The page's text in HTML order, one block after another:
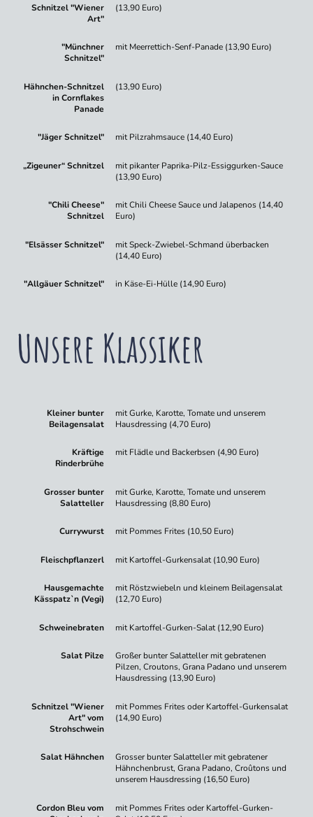
Schnitzel "Wiener
Art"
(13,90 Euro)
"Münchner
Schnitzel"
mit Meerrettich-Senf-Panade (13,90 Euro)
Hähnchen-Schnitzel
in Cornflakes
Panade
(13,90 Euro)
"Jäger Schnitzel" mit Pilzrahmsauce (14,40 Euro)
„Zigeuner“ Schnitzel
mit pikanter Paprika-Pilz-Essiggurken-Sauce
(13,90 Euro)
"Chili Cheese"
Schnitzel
mit Chili Cheese Sauce und Jalapenos (14,40
Euro)
"Elsässer Schnitzel"
mit Speck-Zwiebel-Schmand überbacken
(14,40 Euro)
"Allgäuer Schnitzel" in Käse-Ei-Hülle (14,90 Euro)
Unsere Klassiker
Kleiner bunter
Beilagensalat
mit Gurke, Karotte, Tomate und unserem
Hausdressing (4,70 Euro)
Kräftige
Rinderbrühe
mit Flädle und Backerbsen (4,90 Euro)
Grosser bunter
Salatteller
mit Gurke, Karotte, Tomate und unserem
Hausdressing (8,80 Euro)
Currywurst mit Pommes Frites (10,50 Euro)
Fleischpflanzerl mit Kartoffel-Gurkensalat (10,90 Euro)
Hausgemachte
Kässpatz`n (Vegi)
mit Röstzwiebeln und kleinem Beilagensalat
(12,70 Euro)
Schweinebraten mit Kartoffel-Gurken-Salat (12,90 Euro)
Salat Pilze
Großer bunter Salatteller mit gebratenen
Pilzen, Croutons, Grana Padano und unserem
Hausdressing (13,90 Euro)
Schnitzel "Wiener
Art" vom
Strohschwein
mit Pommes Frites oder Kartoffel-Gurkensalat
(14,90 Euro)
Salat Hähnchen
Grosser bunter Salatteller mit gebratener
Hähnchenbrust, Grana Padano, Croûtons und
unserem Hausdressing (16,50 Euro)
Cordon Bleu vom
mit Pommes Frites oder Kartoffel-Gurken-